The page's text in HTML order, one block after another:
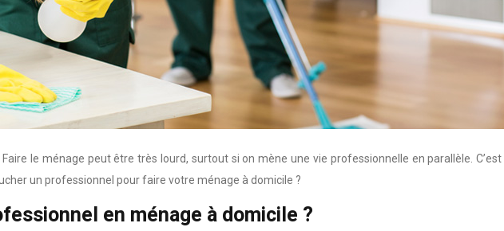
le ménage peut être très lourd, surtout si on mène une vie professionnelle en parallèle.
un professionnel pour faire votre ménage à domicile ?
en ménage à domicile ?